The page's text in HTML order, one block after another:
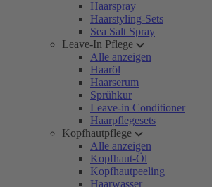
Haarspray
Haarstyling-Sets
Sea Salt Spray
Leave-In Pflege
Alle anzeigen
Haaröl
Haarserum
Sprühkur
Leave-in Conditioner
Haarpflegesets
Kopfhautpflege
Alle anzeigen
Kopfhaut-Öl
Kopfhautpeeling
Haarwasser